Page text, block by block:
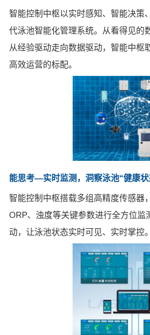
智能控制中枢以实时感知、智能决策
代泳池智能化管理系统。从看得见的
从经验驱动走向数据驱动，智能中枢
高效运营的标配。
能思考—实时监测，洞察泳池“健康状
智能控制中枢搭载多组高精度传感器
ORP、浊度等关键参数进行全方位监
动，让泳池状态实时可见、实时掌控。